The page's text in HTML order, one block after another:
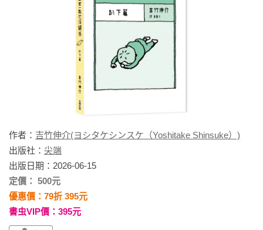
作者： 吉竹伸介(ヨシタケシンスケ（Yoshitake Shinsuke）)
出版社： 尖端
出版日期：2026-06-15
定價： 500元
優惠價：79折 395元
書虫VIP價：395元